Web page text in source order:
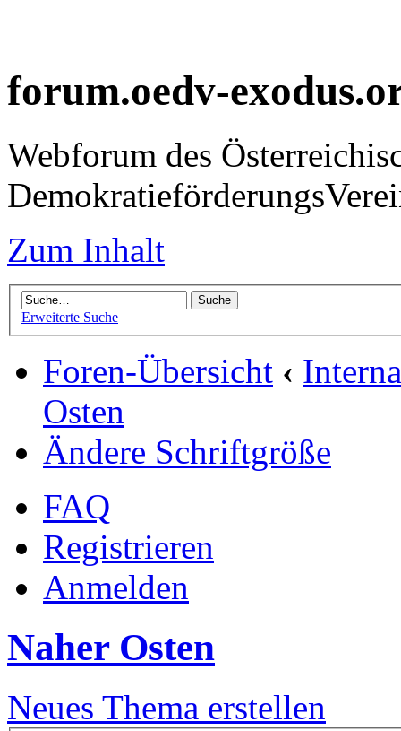
forum.oedv-
Webforum des
Zum Inhalt
Erweiterte Suche
Foren-Übersicht ‹
Osten
Ändere Schriftgröße
FAQ
Registrieren
Anmelden
Naher Osten
Neues Thema erstellen